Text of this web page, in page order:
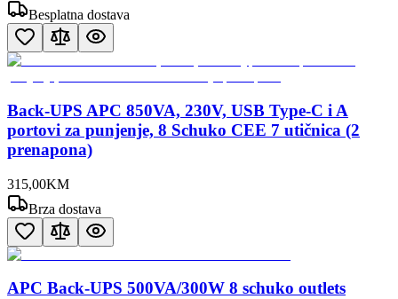
Besplatna dostava
Back-UPS APC 850VA, 230V, USB Type-C i A
portovi za punjenje, 8 Schuko CEE 7 utičnica (2
prenapona)
315,00KM
Brza dostava
APC Back-UPS 500VA/300W 8 schuko outlets